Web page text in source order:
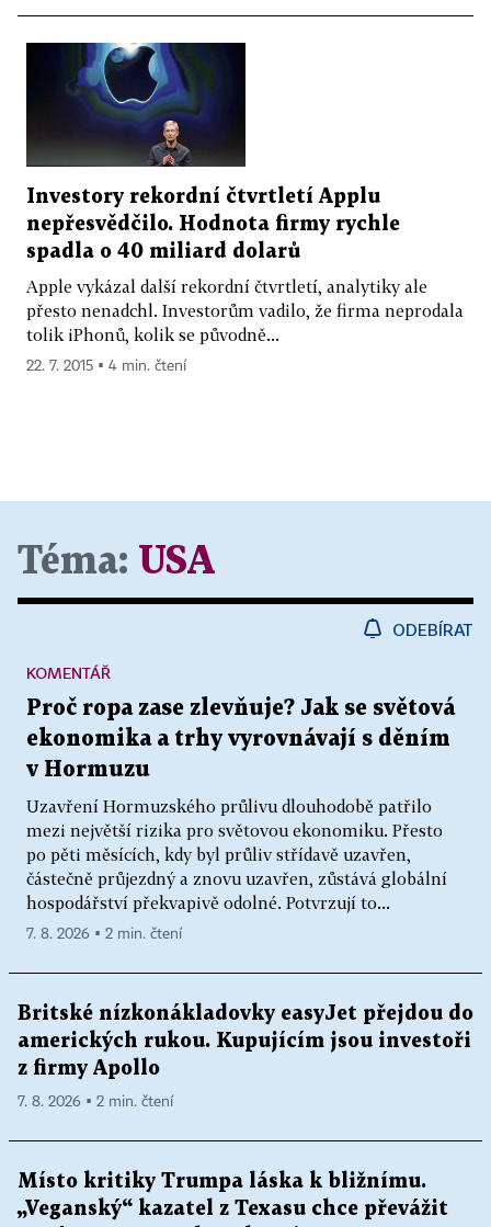
Investory rekordní čtvrtletí Applu
nepřesvědčilo. Hodnota firmy rychle
spadla o 40 miliard dolarů
Apple vykázal další rekordní čtvrtletí, analytiky ale
přesto nenadchl. Investorům vadilo, že firma neprodala
tolik iPhonů, kolik se původně...
22. 7. 2015 ▪ 4 min. čtení
Téma: USA
ODEBÍRAT
Proč ropa zase zlevňuje? Jak se světová
ekonomika a trhy vyrovnávají s děním
v Hormuzu
Uzavření Hormuzského průlivu dlouhodobě patřilo
mezi největší rizika pro světovou ekonomiku. Přesto
po pěti měsících, kdy byl průliv střídavě uzavřen,
částečně průjezdný a znovu uzavřen, zůstává globální
hospodářství překvapivě odolné. Potvrzují to...
KOMENTÁŘ
7. 8. 2026 ▪ 2 min. čtení
Britské nízkonákladovky easyJet přejdou do
amerických rukou. Kupujícím jsou investoři
z firmy Apollo
7. 8. 2026 ▪ 2 min. čtení
Místo kritiky Trumpa láska k bližnímu.
„Veganský“ kazatel z Texasu chce převážit